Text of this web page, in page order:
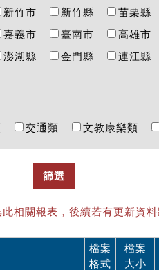
新竹市 新竹縣 苗栗縣
嘉義市 臺南市 高雄市
澎湖縣 金門縣 連江縣
交通類 文教康樂類
篩選
相關報表，後續若有更新資料
檔案
格式
檔案
大小